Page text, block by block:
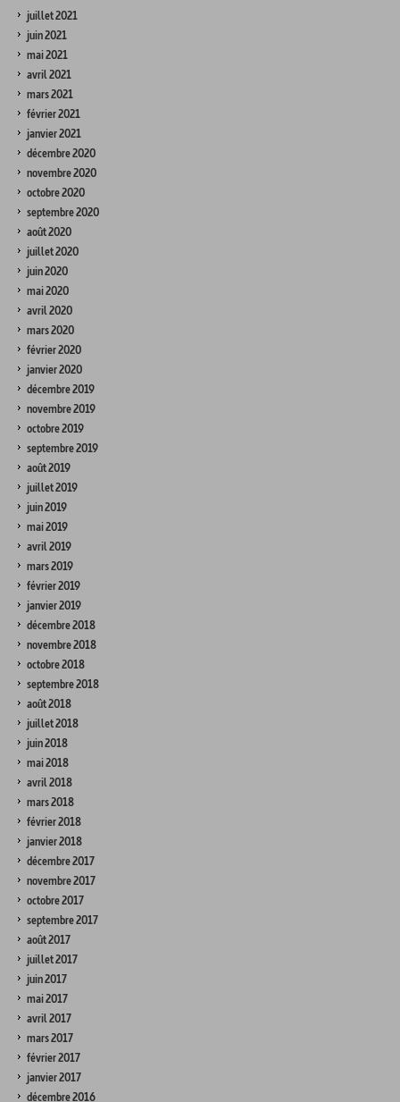
juillet 2021
juin 2021
mai 2021
avril 2021
mars 2021
février 2021
janvier 2021
décembre 2020
novembre 2020
octobre 2020
septembre 2020
août 2020
juillet 2020
juin 2020
mai 2020
avril 2020
mars 2020
février 2020
janvier 2020
décembre 2019
novembre 2019
octobre 2019
septembre 2019
août 2019
juillet 2019
juin 2019
mai 2019
avril 2019
mars 2019
février 2019
janvier 2019
décembre 2018
novembre 2018
octobre 2018
septembre 2018
août 2018
juillet 2018
juin 2018
mai 2018
avril 2018
mars 2018
février 2018
janvier 2018
décembre 2017
novembre 2017
octobre 2017
septembre 2017
août 2017
juillet 2017
juin 2017
mai 2017
avril 2017
mars 2017
février 2017
janvier 2017
décembre 2016